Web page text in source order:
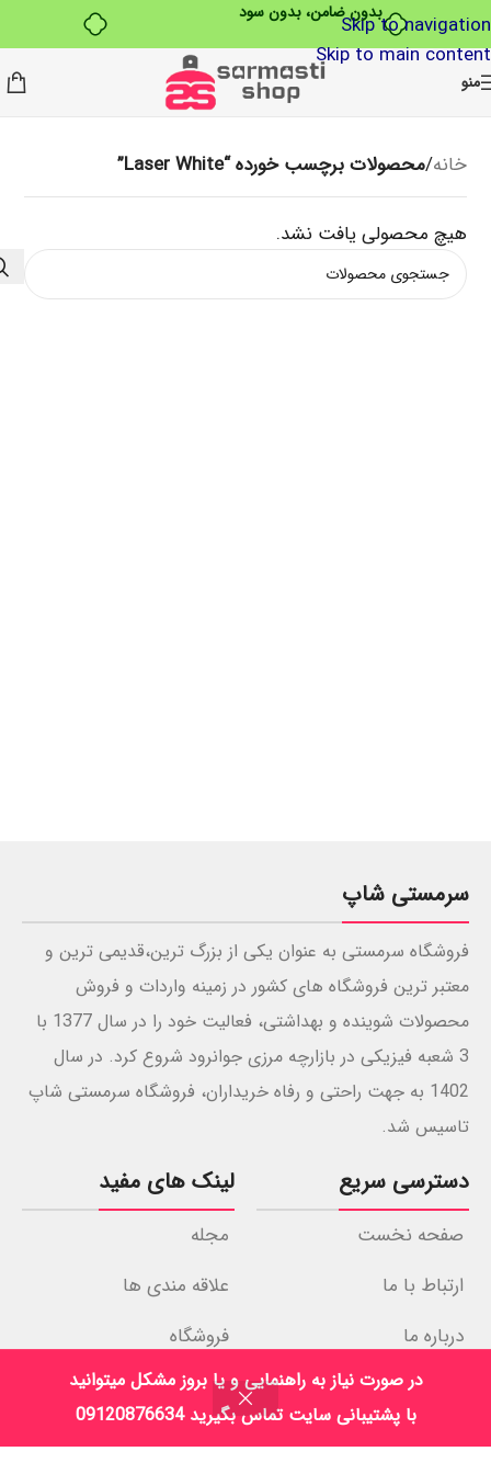
بدون ضامن، بدون سود
در صورت نیاز به راهنمایی و یا بروز مشکل میتوانید
با پشتیبانی سایت تماس بگیرید 09120876634
Skip to navigation
Skip to main content
منو
خانه/محصولات برچسب خورده “Laser White”
هیچ محصولی یافت نشد.
سرمستی شاپ
فروشگاه سرمستی به عنوان یکی از بزرگ ترین،قدیمی ترین و
معتبر ترین فروشگاه های کشور در زمینه واردات و فروش
محصولات شوینده و بهداشتی، فعالیت خود را در سال 1377 با
3 شعبه فیزیکی در بازارچه مرزی جوانرود شروع کرد. در سال
1402 به جهت راحتی و رفاه خریداران، فروشگاه سرمستی شاپ
تاسیس شد.
دسترسی سریع
صفحه نخست
ارتباط با ما
درباره ما
لینک های مفید
مجله
علاقه مندی ها
فروشگاه
نمادهای اعتماد
علاقه مندی سبد خرید
حساب کاربری من